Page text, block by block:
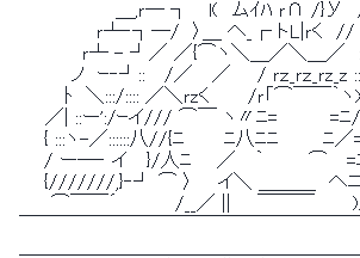
＿,ｒ― ┐ 　l(　ムｲﾊ ｒ∩ /}У　/　
ｒ┴‐┐―/　〉＿ へ_┌ トL|ｒく　//　
ｒ┴ - ┘／ ／{⌒ヽ＼＿／＼＿／　:l::／:::::
ノ　ｰ‐┘:: 　/／　 ／　　/ ｒｚ_ｒｚ_ｒz_z
ﾄ　＼:::/:::: ／＼ｒzく　 　 /ｒ「⌒￣￣｀ヽXｒ
／| ::ー':/ｰイ/// ⌒￣ ヽ〃ﾆ=　　　　=ﾆ/二
{ :::ヽ-／::::::八//{ﾆ　　　ﾆ八ﾆﾆ 　 　 ﾆ／=
/ ー―‐ イ　 }/人ﾆ 　 ／　 ｀ 　 　 ⌒　 =ﾆ
{///////,}‐┘ ⌒ 〉 　 イ＼ ＿＿＿　へニ}　　
⌒￣￣´　 　 　 /__／ ||　　￣￣￣ 　　 )ﾉ　